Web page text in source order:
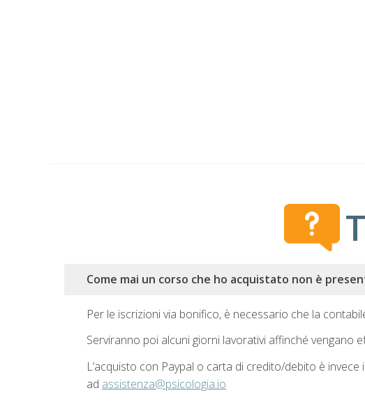
Come mai un corso che ho acquistato non è
Per le iscrizioni via bonifico, è necessario che la
Serviranno poi alcuni giorni lavorativi affinché vengano
L’acquisto con Paypal o carta di credito/debito è
ad assistenza@psicologia.io